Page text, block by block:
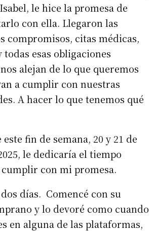
le hice la promesa de
con ella. Llegaron las
compromisos, citas médicas,
esas obligaciones
alejan de lo que queremos
a cumplir con nuestras
A hacer lo que tenemos qué
fin de semana, 20 y 21 de
le dedicaría el tiempo
con mi promesa.
días. Comencé con su
y lo devoré como cuando
en alguna de las plataformas,